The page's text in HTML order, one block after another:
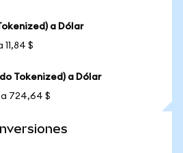
a Dólar
11,84 $
Tokenized) a Dólar
a 724,64 $